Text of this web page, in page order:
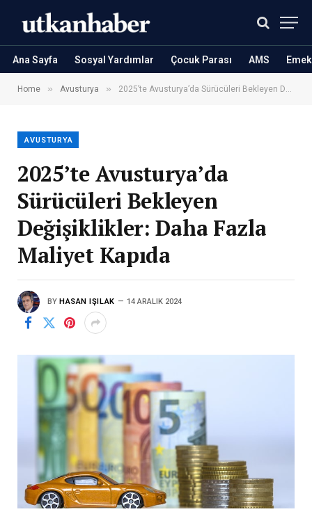
Ana Sayfa Sosyal Yardımlar Çocuk Parası AMS
Home » Avusturya » 2025’te Avusturya’da Sürücüleri Bekleyen Değişiklikler: Daha Fazla Maliyet Kapıda
AVUSTURYA
2025’te Avusturya’da
Sürücüleri Bekleyen
Değişiklikler: Daha Fazla
Maliyet Kapıda
BY HASAN IŞILAK 14 ARALIK 2024